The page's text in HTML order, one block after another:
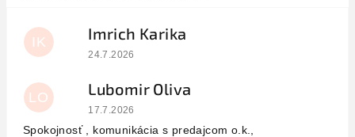
IK Imrich Karika
Hodnotenie obchodu je 5 z 5 hviezdičiek.
24.7.2026
LO Lubomir Oliva
Hodnotenie obchodu je 5 z 5 hviezdičiek.
17.7.2026
Spokojnosť , komunikácia s predajcom o.k.,